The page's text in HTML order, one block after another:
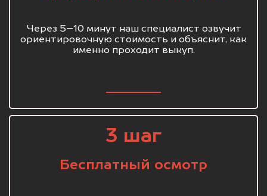
Через 5–10 минут наш специалист озвучит
ориентировочную стоимость и объяснит, как
именно проходит выкуп.
3 шаг
Бесплатный осмотр